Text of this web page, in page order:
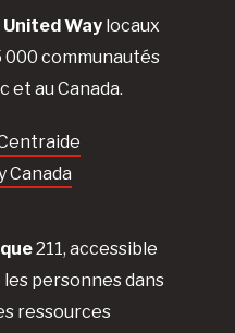
Waylocaux
communautés
et au Canada.
Canada
211, accessible
personnes dans
ressources